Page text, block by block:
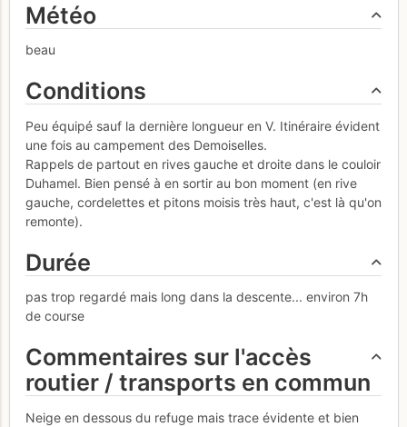
Météo
beau
Conditions
Peu équipé sauf la dernière longueur en V. Itinéraire évident
une fois au campement des Demoiselles.
Rappels de partout en rives gauche et droite dans le couloir
Duhamel. Bien pensé à en sortir au bon moment (en rive
gauche, cordelettes et pitons moisis très haut, c'est là qu'on
remonte).
Durée
pas trop regardé mais long dans la descente... environ 7h
de course
Commentaires sur l'accès
routier / transports en commun
Neige en dessous du refuge mais trace évidente et bien